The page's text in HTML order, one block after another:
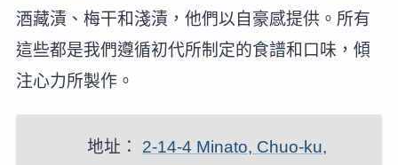
酒藏漬、梅干和淺漬，他們以自豪感提供。所有
這些都是我們遵循初代所制定的食譜和口味，傾
注心力所製作。
地址： 2-14-4 Minato, Chuo-ku,